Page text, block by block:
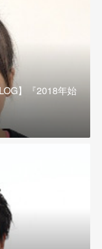
】『2018年始